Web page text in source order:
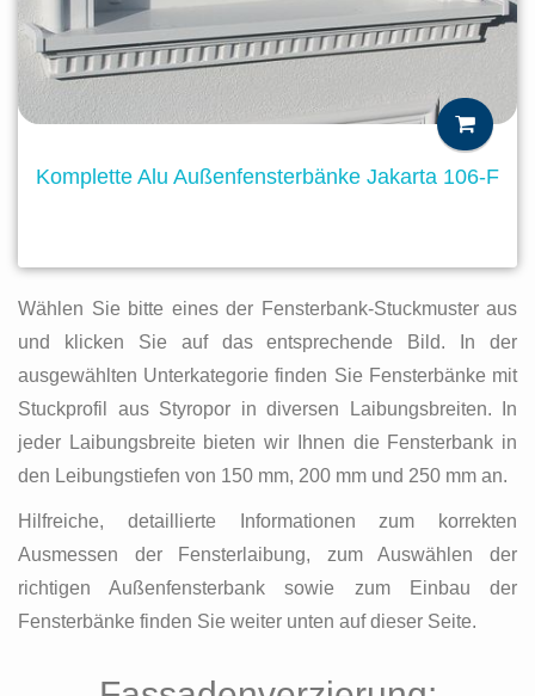
Komplette Alu Außenfensterbänke Jakarta 106-F
Wählen Sie bitte eines der Fensterbank-Stuckmuster aus
und klicken Sie auf das entsprechende Bild. In der
ausgewählten Unterkategorie finden Sie Fensterbänke mit
Stuckprofil aus Styropor in diversen Laibungsbreiten. In
jeder Laibungsbreite bieten wir Ihnen die Fensterbank in
den Leibungstiefen von 150 mm, 200 mm und 250 mm an.
Hilfreiche, detaillierte Informationen zum korrekten
Ausmessen der Fensterlaibung, zum Auswählen der
richtigen Außenfensterbank sowie zum Einbau der
Fensterbänke finden Sie weiter unten auf dieser Seite.